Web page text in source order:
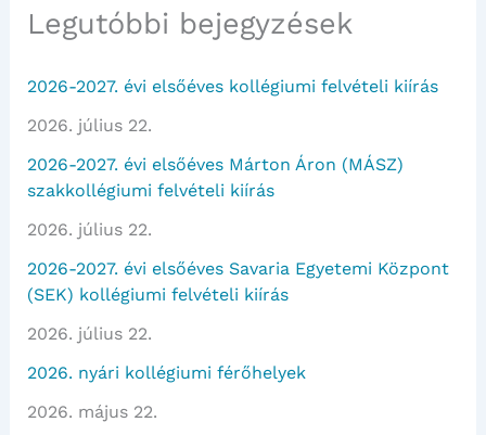
Legutóbbi bejegyzések
2026-2027. évi elsőéves kollégiumi felvételi kiírás
2026. július 22.
2026-2027. évi elsőéves Márton Áron (MÁSZ)
szakkollégiumi felvételi kiírás
2026. július 22.
2026-2027. évi elsőéves Savaria Egyetemi Központ
(SEK) kollégiumi felvételi kiírás
2026. július 22.
2026. nyári kollégiumi férőhelyek
2026. május 22.